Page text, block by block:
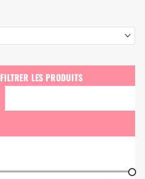
FILTRER LES PRODUITS